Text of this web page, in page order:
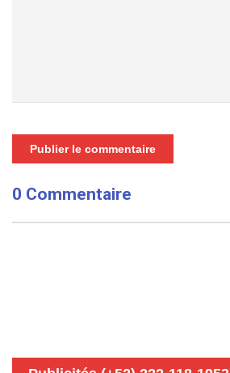
Publier le commentaire
0 Commentaire